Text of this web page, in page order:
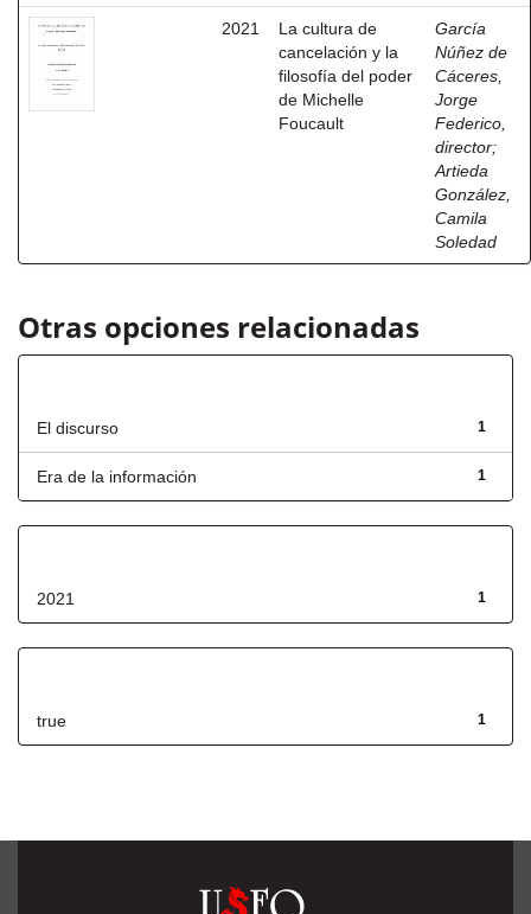
2021
La cultura de
cancelación y la
filosofía del poder
de Michelle
Foucault
García
Núñez de
Cáceres,
Jorge
Federico,
director;
Artieda
González,
Camila
Soledad
Otras opciones relacionadas
1
El discurso
1
Era de la información
1
2021
1
true